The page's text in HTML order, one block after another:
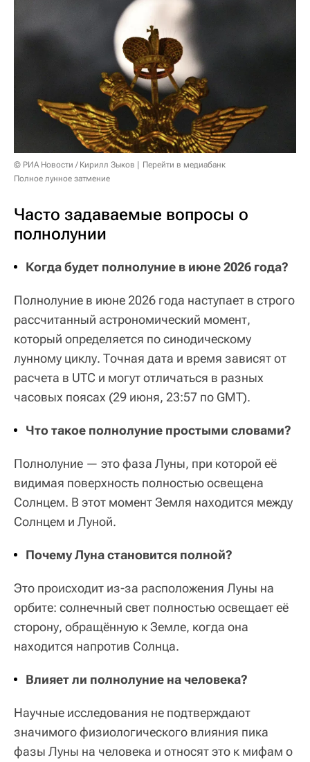
© РИА Новости / Кирилл Зыков
Перейти в медиабанк
Полное лунное затмение
Часто задаваемые вопросы о
полнолунии
Когда будет полнолуние в июне 2026 года?
Полнолуние в июне 2026 года наступает в строго
рассчитанный астрономический момент,
который определяется по синодическому
лунному циклу. Точная дата и время зависят от
расчета в UTC и могут отличаться в разных
часовых поясах (29 июня, 23:57 по GMT).
Что такое полнолуние простыми словами?
Полнолуние — это фаза Луны, при которой её
видимая поверхность полностью освещена
Солнцем. В этот момент Земля находится между
Солнцем и Луной.
Почему Луна становится полной?
Это происходит из-за расположения Луны на
орбите: солнечный свет полностью освещает её
сторону, обращённую к Земле, когда она
находится напротив Солнца.
Влияет ли полнолуние на человека?
Научные исследования не подтверждают
значимого физиологического влияния пика
фазы Луны на человека и относят это к мифам о